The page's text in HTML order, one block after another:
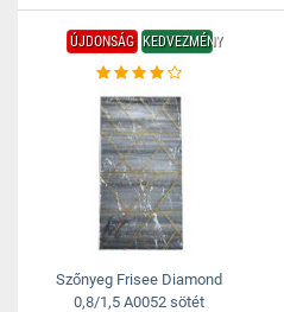
ÚJDONSÁG KEDVEZMÉNY
Szőnyeg Frisee Diamond
0,8/1,5 A0052 sötét